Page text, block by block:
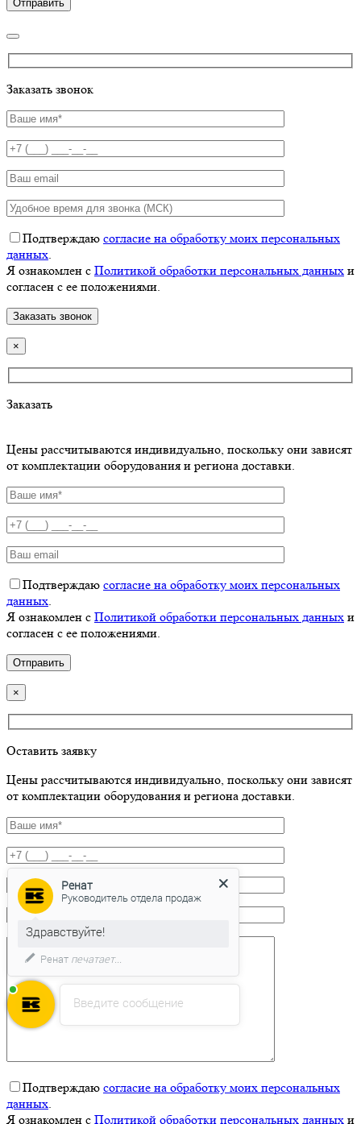
Заказать звонок
Подтверждаю согласие на обработку моих персональных
данных.
Я ознакомлен с Политикой обработки персональных данных и
согласен с ее положениями.
×
Заказать
Цены рассчитываются индивидуально, поскольку они зависят
от комплектации оборудования и региона доставки.
Подтверждаю согласие на обработку моих персональных
данных.
Я ознакомлен с Политикой обработки персональных данных и
согласен с ее положениями.
×
Оставить заявку
Цены рассчитываются индивидуально, поскольку они зависят
от комплектации оборудования и региона доставки.
Подтверждаю согласие на обработку моих персональных
данных
Я ознакомлен с Политикой обработки персональных данных и
Введите сообщение
Ренат
Руководитель отдела продаж
Здравствуйте!
Мы подготовили для Вас
специальное предложение!